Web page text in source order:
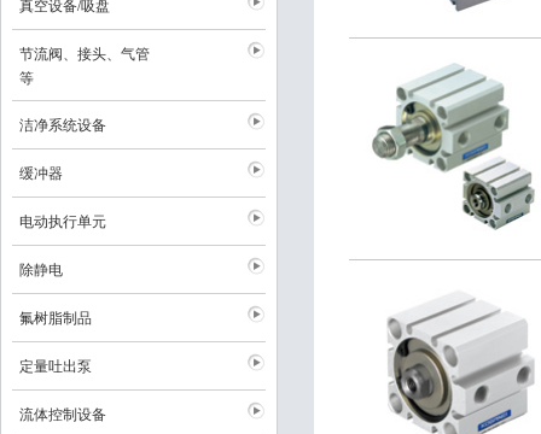
真空设备/吸盘
节流阀、接头、气管
等
洁净系统设备
缓冲器
电动执行单元
除静电
氟树脂制品
定量吐出泵
流体控制设备